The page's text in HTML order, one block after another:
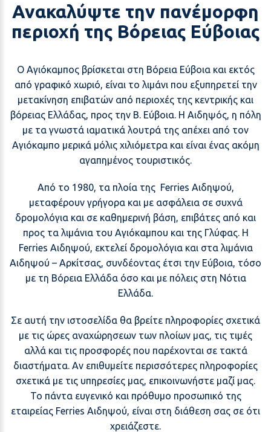
Ανακαλύψτε την πανέμορφη
περιοχή της Βόρειας Εύβοιας
Ο Αγιόκαμπος βρίσκεται στη Βόρεια Εύβοια και εκτός
από γραφικό χωριό, είναι το λιμάνι που εξυπηρετεί την
μετακίνηση επιβατών από περιοχές της κεντρικής και
βόρειας Ελλάδας, προς την Β. Εύβοια. Η Αιδηψός, η πόλη
με τα γνωστά ιαματικά λουτρά της απέχει από τον
Αγιόκαμπο μερικά μόλις χιλιόμετρα και είναι ένας ακόμη
αγαπημένος τουριστικός.
Από το 1980, τα πλοία της Ferries Αιδηψού,
μεταφέρουν γρήγορα και με ασφάλεια σε συχνά
δρομολόγια και σε καθημερινή βάση, επιβάτες από και
προς τα λιμάνια του Αγιόκαμπου και της Γλύφας. Η
Ferries Αιδηψού, εκτελεί δρομολόγια και στα λιμάνια
Αιδηψού – Αρκίτσας, συνδέοντας έτσι την Εύβοια, τόσο
με τη Βόρεια Ελλάδα όσο και με πόλεις στη Νότια
Ελλάδα.
Σε αυτή την ιστοσελίδα θα βρείτε πληροφορίες σχετικά
με τις ώρες αναχώρησεων των πλοίων μας, τις τιμές
αλλά και τις προσφορές που παρέχονται σε τακτά
διαστήματα. Αν επιθυμείτε περισσότερες πληροφορίες
σχετικά με τις υπηρεσίες μας, επικοινωνήστε μαζί μας.
Το πάντα ευγενικό και πρόθυμο προσωπικό της
εταιρείας Ferries Αιδηψού, είναι στη διάθεση σας σε ότι
χρειάζεστε.